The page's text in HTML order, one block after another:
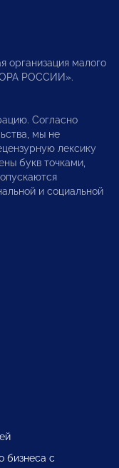
малого
РОССИИ».
Согласно
мы не
лексику
букв точками,
и социальной
бизнеса с